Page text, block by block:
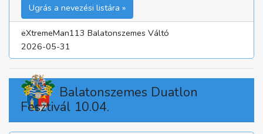
Ugrás a nevezési listára »
eXtremeMan113 Balatonszemes Váltó
2026-05-31
Balatonszemes Duatlon
Fesztivál 10.04.